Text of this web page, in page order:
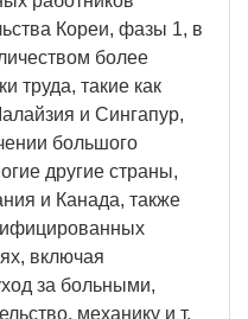
Кореи, фазы 1, в
более
труда, такие как
и Сингапур,
большого
другие страны,
и Канада, также
включая
за больными,
механику и т.